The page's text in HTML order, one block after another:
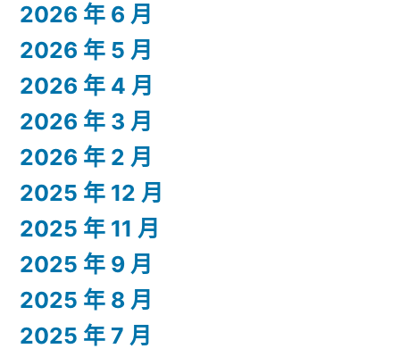
2026 年 6 月
2026 年 5 月
2026 年 4 月
2026 年 3 月
2026 年 2 月
2025 年 12 月
2025 年 11 月
2025 年 9 月
2025 年 8 月
2025 年 7 月